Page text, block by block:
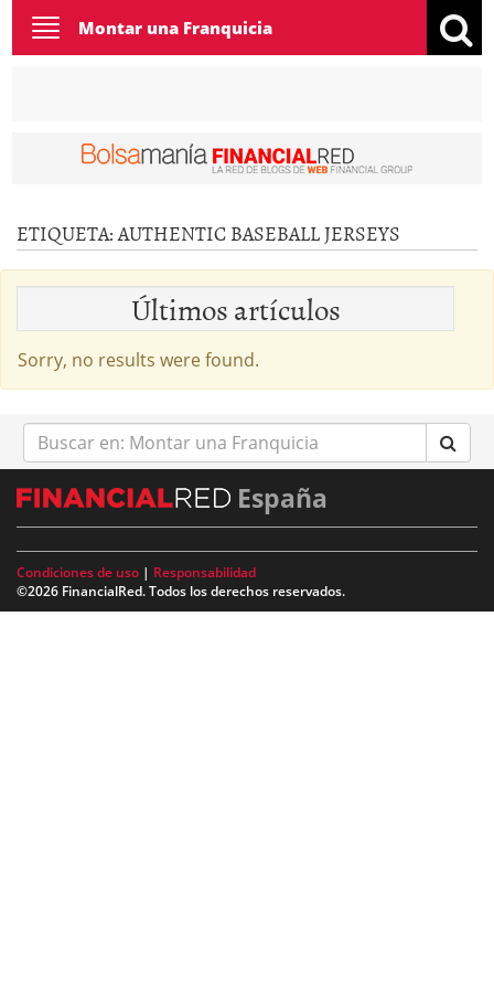
Toggle
navigation
Montar una Franquicia
ETIQUETA:AUTHENTIC BASEBALL JERSEYS
Últimos artículos
Sorry, no results were found.
Buscar
en:
España
Condiciones de uso | Responsabilidad
©2026 FinancialRed. Todos los derechos reservados.